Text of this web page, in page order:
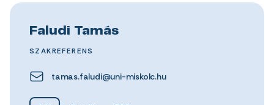
Faludi Tamás
SZAKREFERENS
tamas.faludi@uni-miskolc.hu